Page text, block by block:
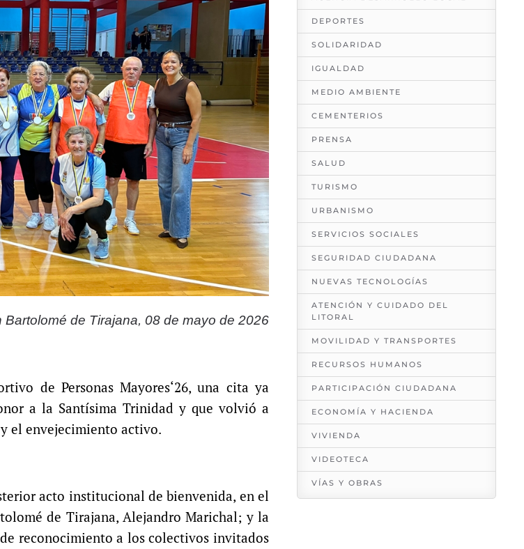
Bartolomé de Tirajana, 08 de mayo de 2026
de Personas Mayores‘26, una cita ya
a la Santísima Trinidad y que volvió a
el envejecimiento activo.
acto institucional de bienvenida, en el
de Tirajana, Alejandro Marichal; y la
reconocimiento a los colectivos invitados
DEPORTES
SOLIDARIDAD
IGUALDAD
MEDIO AMBIENTE
CEMENTERIOS
PRENSA
SALUD
TURISMO
URBANISMO
SERVICIOS SOCIALES
SEGURIDAD CIUDADANA
NUEVAS TECNOLOGÍAS
ATENCIÓN Y CUIDADO DEL
LITORAL
MOVILIDAD Y TRANSPORTES
RECURSOS HUMANOS
PARTICIPACIÓN CIUDADANA
ECONOMÍA Y HACIENDA
VIVIENDA
VIDEOTECA
VÍAS Y OBRAS